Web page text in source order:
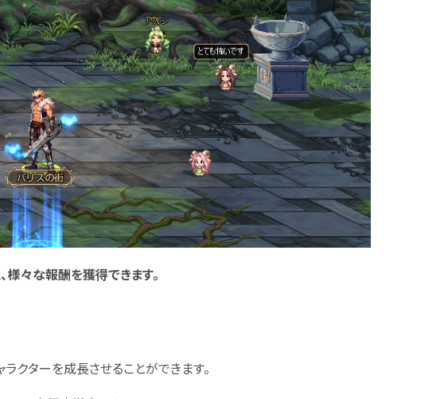
様々な報酬を獲得できます。
クターを成長させることができます。